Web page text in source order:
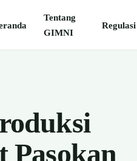
Tentang
GIMNI
Regulasi
Pasokan